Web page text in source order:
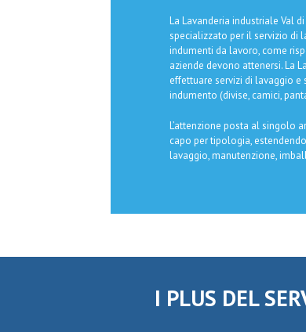
La Lavanderia industriale Val
specializzato per il servizio di
indumenti da lavoro, come
aziende devono attenersi. La
effettuare servizi di lavaggio
indumento (divise, camici,
L’attenzione posta al singolo
capo per tipologia,
lavaggio, manutenzione,
I PLUS DEL